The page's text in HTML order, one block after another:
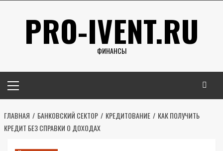
содержимому
PRO-IVENT.RU
ФИНАНСЫ
меню
ГЛАВНАЯ БАНКОВСКИЙ СЕКТОР КРЕДИТОВАНИЕ
КАК ПОЛУЧИТЬ
КРЕДИТ БЕЗ СПРАВКИ О ДОХОДАХ